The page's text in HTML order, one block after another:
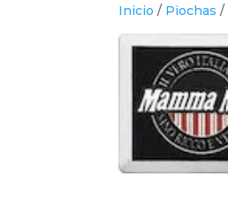
Inicio / Piochas /